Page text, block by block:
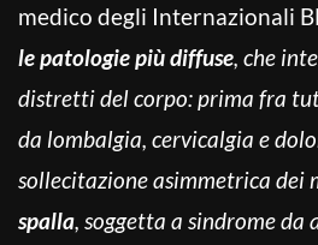
medico degli Internazionali
le patologie più diffuse, che
distretti del corpo: prima fra
da lombalgia, cervicalgia e
sollecitazione asimmetrica dei
spalla, soggetta a sindrome